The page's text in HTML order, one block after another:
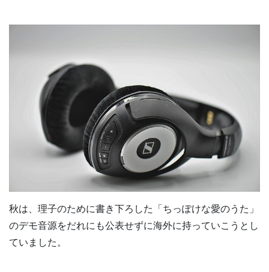
秋は、理子のために書き下ろした「ちっぽけな愛のうた」
のデモ音源をだれにも公表せずに海外に持っていこうとし
ていました。